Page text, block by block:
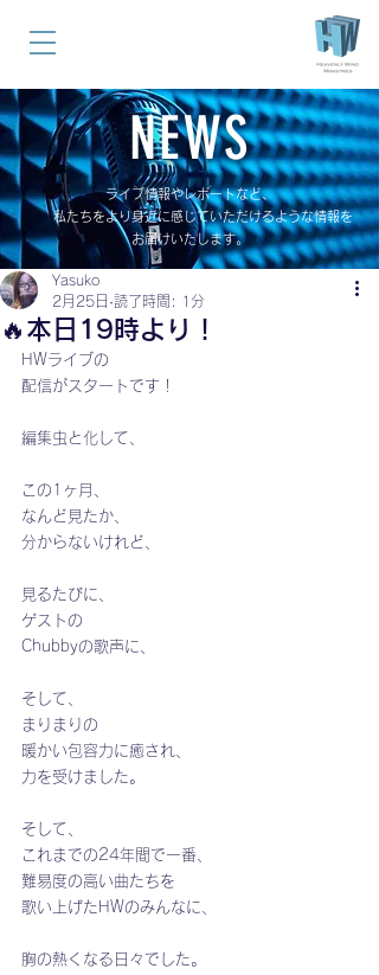
ライブ情報やレポートなど、
私たちをより身近に感じていただけるような情報を
お届けいたします。
NEWS
🔥本日19時より！
Yasuko
2月25日 読了時間: 1分
HWライブの
配信がスタートです！
編集虫と化して、
この1ヶ月、
なんど見たか、
分からないけれど、
見るたびに、
ゲストの
Chubbyの歌声に、
そして、
まりまりの
暖かい包容力に癒され、
力を受けました。
そして、
これまでの24年間で一番、
難易度の高い曲たちを
歌い上げたHWのみんなに、
胸の熱くなる日々でした。